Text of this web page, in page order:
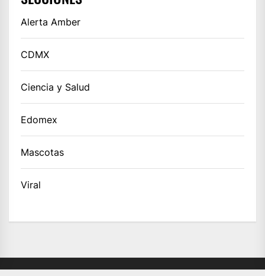
Alerta Amber
CDMX
Ciencia y Salud
Edomex
Mascotas
Viral